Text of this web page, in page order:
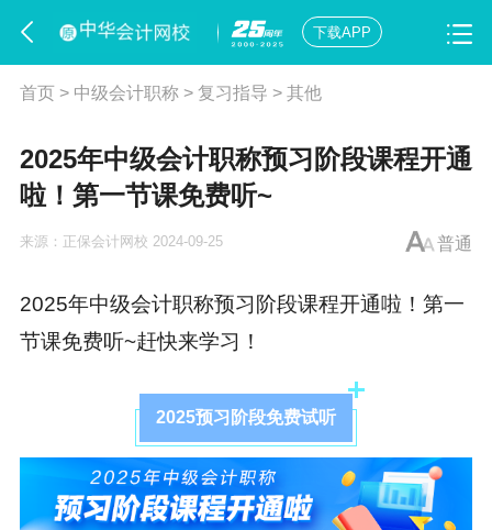
下载APP
首页> 中级会计职称> 复习指导 > 其他
2025年中级会计职称预习阶段课程开通
啦！第一节课免费听~
普通
来源： 正保会计网校 2024-09-25
2025年中级会计职称预习阶段课程开通啦！第一
节课免费听~赶快来学习！
2025预习阶段免费试听